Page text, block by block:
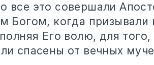
все это совершали
Богом, когда призывали
Его волю, для
спасены от вечных